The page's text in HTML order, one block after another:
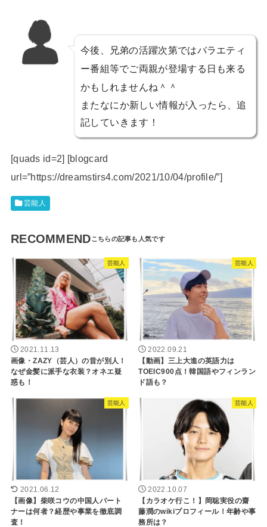
今後、兄弟の活躍次第ではバラエティ
ー番組等でご両親が登場する日も来る
かもしれませんね＾＾
またなにか新しい情報が入ったら、追
記していきます！
[quads id=2] [blogcard
url=”https://dreamstirs4.com/2021/10/04/profile/”]
芸能人
RECOMMEND
芸能人
2021.11.13
画像・ZAZY（芸人）の昔が別人！
なぜ金髪に派手な衣装？オネエ疑
惑も！
芸能人
2022.09.21
【動画】三上大進の英語力は
TOEIC900点！韓国語やフィンラン
ド語も？
芸能人
2021.06.12
【画像】柴咲コウの中国人パート
ナーは何者？経歴や事業を徹底調
査！
芸能人
2022.10.07
【カラオケ行こ！】岡聡実役の齋
藤潤のwikiプロフィール！年齢や事
務所は？